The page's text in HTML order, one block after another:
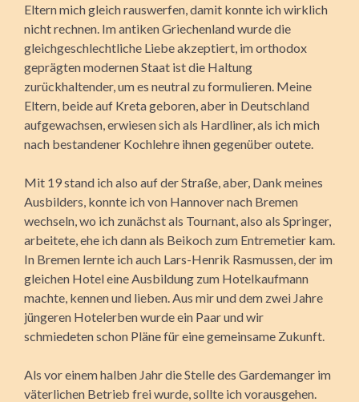
Eltern mich gleich rauswerfen, damit konnte ich wirklich
nicht rechnen. Im antiken Griechenland wurde die
gleichgeschlechtliche Liebe akzeptiert, im orthodox
geprägten modernen Staat ist die Haltung
zurückhaltender, um es neutral zu formulieren. Meine
Eltern, beide auf Kreta geboren, aber in Deutschland
aufgewachsen, erwiesen sich als Hardliner, als ich mich
nach bestandener Kochlehre ihnen gegenüber outete.
Mit 19 stand ich also auf der Straße, aber, Dank meines
Ausbilders, konnte ich von Hannover nach Bremen
wechseln, wo ich zunächst als Tournant, also als Springer,
arbeitete, ehe ich dann als Beikoch zum Entremetier kam.
In Bremen lernte ich auch Lars-Henrik Rasmussen, der im
gleichen Hotel eine Ausbildung zum Hotelkaufmann
machte, kennen und lieben. Aus mir und dem zwei Jahre
jüngeren Hotelerben wurde ein Paar und wir
schmiedeten schon Pläne für eine gemeinsame Zukunft.
Als vor einem halben Jahr die Stelle des Gardemanger im
väterlichen Betrieb frei wurde, sollte ich vorausgehen.